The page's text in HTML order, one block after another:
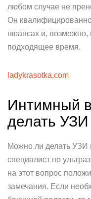
любом случае не
Он
нюансах и, возможно,
подходящее время.
ladykrasotka.com
Интимный
делать
Можно ли делать
специалист по
на этот вопрос
замечания. Если